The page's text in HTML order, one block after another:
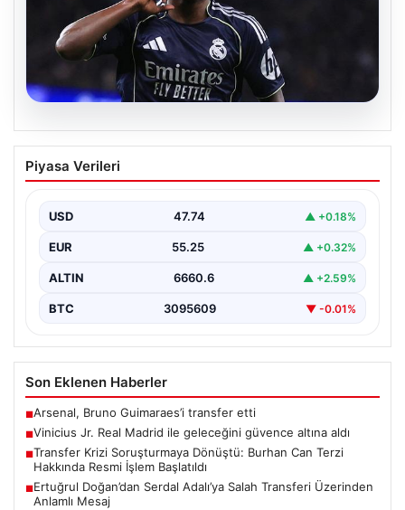
07.08.2026
Vinicius Jr. Real Madrid ile geleceğini
güvence altına aldı
Vinicius Junior için beklenen karar açıklandı. Real
Madrid,…
Piyasa Verileri
USD 47.74 ▲ +0.18%
EUR 55.25 ▲ +0.32%
ALTIN 6660.6 ▲ +2.59%
BTC 3095609 ▼ -0.01%
Son Eklenen Haberler
■Arsenal, Bruno Guimaraes’i transfer etti
■Vinicius Jr. Real Madrid ile geleceğini güvence altına aldı
■Transfer Krizi Soruşturmaya Dönüştü: Burhan Can Terzi
Hakkında Resmi İşlem Başlatıldı
■Ertuğrul Doğan’dan Serdal Adalı’ya Salah Transferi Üzerinden
Anlamlı Mesaj